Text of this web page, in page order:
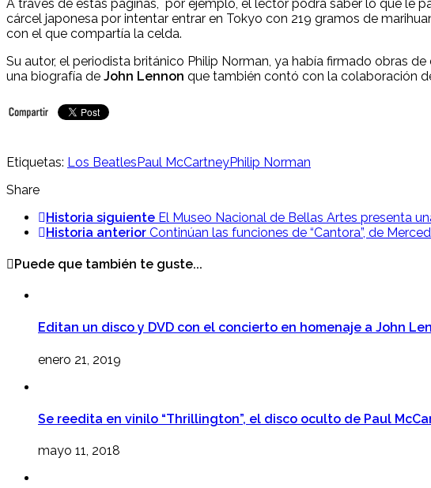
A través de estas páginas, por ejemplo, el lector podrá saber lo que le
cárcel japonesa por intentar entrar en Tokyo con 219 gramos de
con el que compartía la celda.
Su autor, el periodista británico Philip Norman, ya había firmado obras
una biografía de John Lennon que también contó con la colaboración
Etiquetas: Los BeatlesPaul McCartneyPhilip Norman
Share
Historia siguiente El Museo Nacional de Bellas Artes presenta
Historia anterior Continúan las funciones de “Cantora”, de
Puede que también te guste...
Editan un disco y DVD con el concierto en homenaje a John
enero 21, 2019
Se reedita en vinilo “Thrillington”, el disco oculto de Paul
mayo 11, 2018